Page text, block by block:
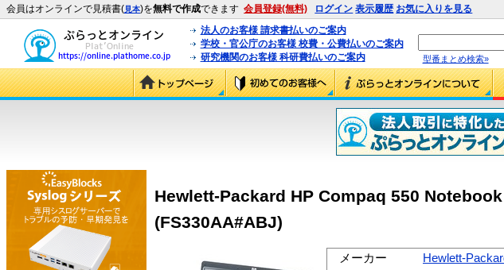
会員はオンラインで見積書(見本)を無料で作成できます 会員登録(無料) ログイン 表示履歴 お気に入りを見る
法人のお客様 請求書払いのご案内
学校・官公庁のお客様 校費・公費払いのご案内
研究機関のお客様 科研費払いのご案内
型番まとめ検索»
Hewlett-Packard HP Compaq 550
(FS330AA#ABJ)
メーカー
Hewlett-